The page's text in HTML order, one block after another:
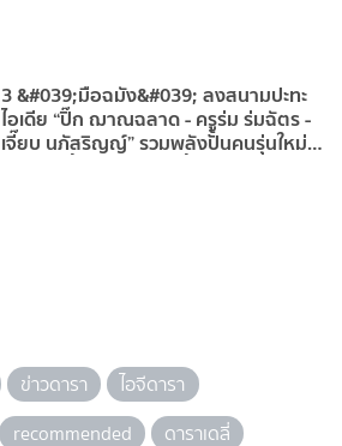
3 &#039;มือฉมัง&#039; ลงสนามปะทะ
ไอเดีย “ปิ๊ก ฌาณฉลาด - ครูร่ม ร่มฉัตร -
เจี๊ยบ นภัสริญญ์” รวมพลังปั้นคนรุ่นใหม่สู่
ข่าวดารา
ไอจีดารา
recommended
ดาราเดลี่